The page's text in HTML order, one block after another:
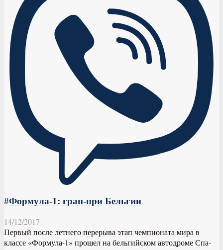
#Формула-1: гран-при Бельгии
14/12/2017
Первый после летнего перерыва этап чемпионата мира в
классе «Формула-1» прошел на бельгийском автодроме Спа-